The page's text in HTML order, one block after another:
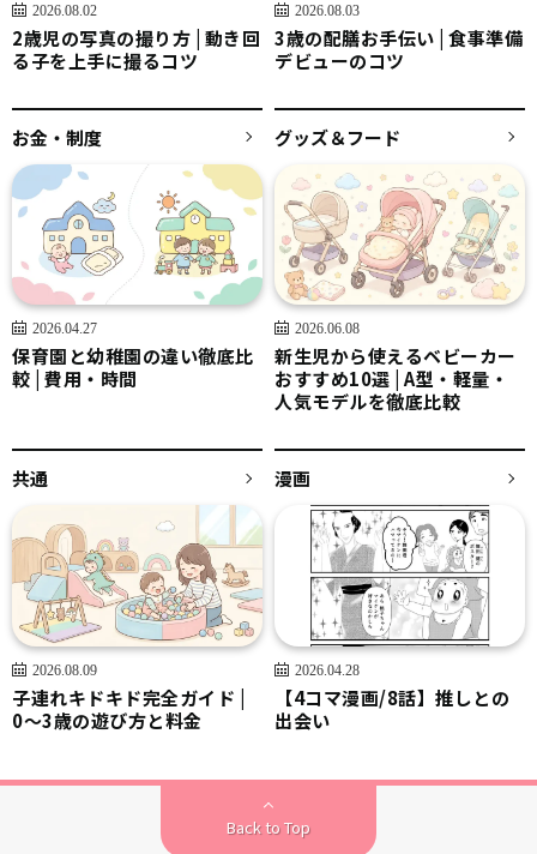
2026.08.02
2歳児の写真の撮り方 | 動き回
る子を上手に撮るコツ
2026.08.03
3歳の配膳お手伝い | 食事準備
デビューのコツ
お金・制度
2026.04.27
保育園と幼稚園の違い徹底比
較 | 費用・時間
グッズ＆フード
2026.06.08
新生児から使えるベビーカー
おすすめ10選 | A型・軽量・
人気モデルを徹底比較
共通
2026.08.09
子連れキドキド完全ガイド |
0〜3歳の遊び方と料金
漫画
2026.04.28
【4コマ漫画/8話】推しとの
出会い
Back to Top